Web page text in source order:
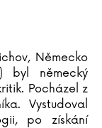
Německo
byl německý
Pocházel z
Vystudoval
po získání